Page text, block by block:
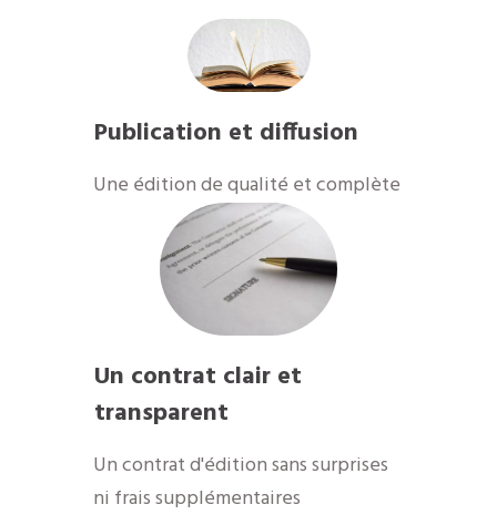
Publication et diffusion
​Une édition de qualité et complète
Un contrat clair et
transparent
Un contrat d'édition sans surprises
ni frais supplémentaires